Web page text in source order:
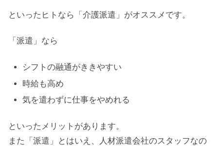
といったヒトなら「介護派遣」がオススメです。
「派遣」なら
シフトの融通がききやすい
時給も高め
気を遣わずに仕事をやめれる
といったメリットがあります。
また「派遣」とはいえ、人材派遣会社のスタッフなの